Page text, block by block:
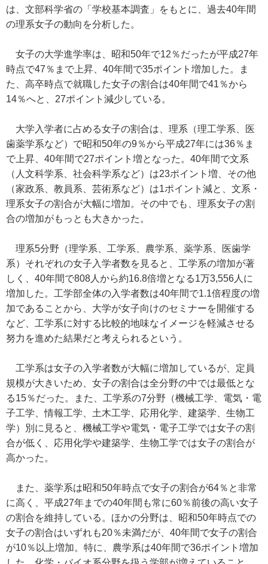
は、文部科学省の「学校基本調査」をもとに、過去40年間
の理系女子の動向を分析した。
女子の大学進学率は、昭和50年で12％だったが平成27年
時点で47％まで上昇、40年間で35ポイント増加した。ま
た、高卒時点で就職した女子の割合は40年間で41％から
14％へと、27ポイント減少している。
大学入学者に占める女子の割合は、理系（理工学系、医
歯薬学系など）で昭和50年の9％から平成27年には36％ま
で上昇、40年間で27ポイント増となった。40年間で文系
（人文科学系、社会科学系など）は23ポイント増、その他
（家政系、教員系、芸術系など）は1ポイント減と、文系・
理系女子の割合が大幅に増加。その中でも、理系女子の割
合の増加がもっとも大きかった。
理系5分野（理学系、工学系、農学系、薬学系、医歯学
系）それぞれの女子入学者数を見ると、工学系の増加が著
しく、40年間で808人から約16.8倍増となる1万3,556人に
増加した。工学部全体の入学者数は40年間で1.1倍程度の増
加であることから、大学が女子向けのセミナーを開催する
など、工学系に対する比較的地味なイメージを軽減させる
努力を進めた結果だと考えられるという。
工学系は女子の入学者数が大幅に増加しているが、定員
規模が大きいため、女子の割合は全分野の中では最低とな
る15％だった。また、工学系の7分野（機械工学、電気・電
子工学、情報工学、土木工学、応用化学、建築学、生物工
学）別に見ると、機械工学や電気・電子工学では女子の割
合が低く、応用化学や建築学、生物工学では女子の割合が
高かった。
また、薬学系は昭和50年時点で女子の割合が64％と非常
に高く、平成27年までの40年間も常に60％前後の高い女子
の割合を維持している。ほかの分野は、昭和50年時点での
女子の割合はいずれも20％未満だが、40年間で女子の割合
が10％以上増加。特に、農学系は40年間で36ポイント増加